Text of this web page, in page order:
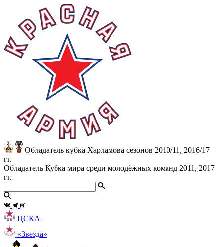
Обладатель кубка Харламова сезонов 2010/11, 2016/17
гг.
Обладатель Кубка мира среди молодёжных команд 2011, 2017
гг.
ЦСКА
«Звезда»